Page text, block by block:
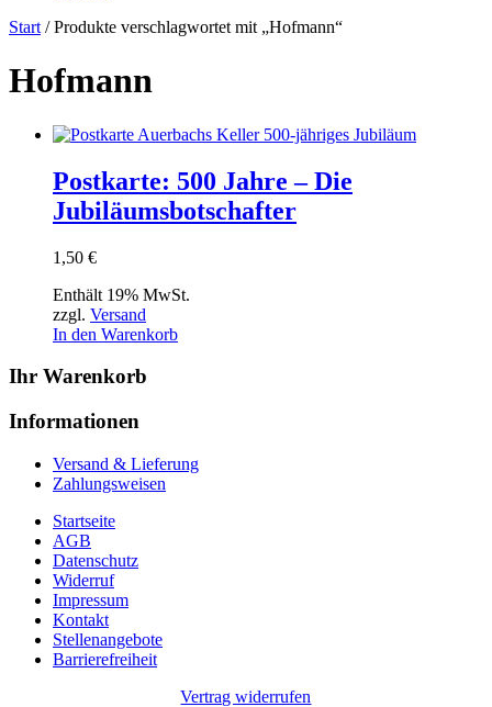
Start / Produkte verschlagwortet mit „Hofmann“
Hofmann
Postkarte: 500 Jahre – Die
Jubiläumsbotschafter
1,50 €
Enthält 19% MwSt.
zzgl. Versand
In den Warenkorb
Ihr Warenkorb
Informationen
Versand & Lieferung
Zahlungsweisen
Startseite
AGB
Datenschutz
Widerruf
Impressum
Kontakt
Stellenangebote
Barrierefreiheit
Vertrag widerrufen